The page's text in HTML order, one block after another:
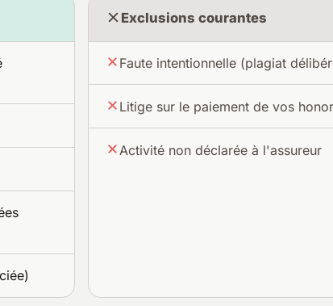
Exclusions courantes
Faute intentionnelle (plagiat
Litige sur le paiement de vos
Activité non déclarée à l'assureur